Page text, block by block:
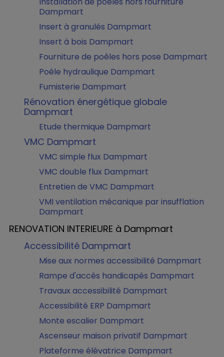
Dampmart
Insert à granulés Dampmart
Insert à bois Dampmart
Fourniture de poêles hors pose Dampmart
Poêle hydraulique Dampmart
Fumisterie Dampmart
Rénovation énergétique globale
Dampmart
Etude thermique Dampmart
VMC Dampmart
VMC simple flux Dampmart
VMC double flux Dampmart
Entretien de VMC Dampmart
VMI ventilation mécanique par insufflation
Dampmart
RENOVATION INTERIEURE à Dampmart
Accessibilité Dampmart
Mise aux normes accessibilité Dampmart
Rampe d'accès handicapés Dampmart
Travaux accessibilité Dampmart
Accessibilité ERP Dampmart
Monte escalier Dampmart
Ascenseur maison privatif Dampmart
Plateforme élévatrice Dampmart